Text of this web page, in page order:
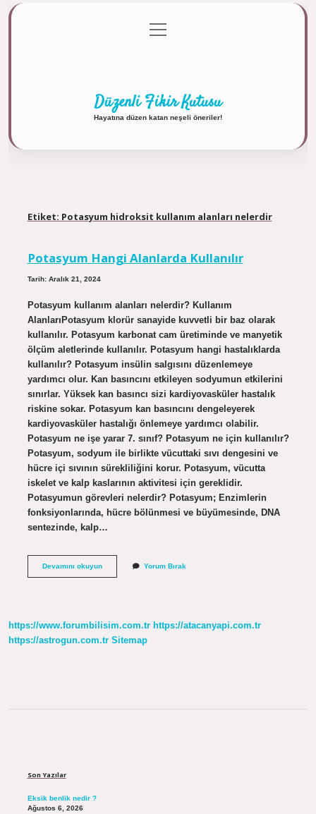
Gizlilik Politikası
menüyü
aç
Düzenli Fikir Kutusu
Hayatına düzen katan neşeli öneriler!
Etiket: Potasyum hidroksit kullanım alanları nelerdir
Potasyum Hangi Alanlarda Kullanılır
Tarih: Aralık 21, 2024
Potasyum kullanım alanları nelerdir? Kullanım
AlanlarıPotasyum klorür sanayide kuvvetli bir baz olarak
kullanılır. Potasyum karbonat cam üretiminde ve manyetik
ölçüm aletlerinde kullanılır. Potasyum hangi hastalıklarda
kullanılır? Potasyum insülin salgısını düzenlemeye
yardımcı olur. Kan basıncını etkileyen sodyumun etkilerini
sınırlar. Yüksek kan basıncı sizi kardiyovasküler hastalık
riskine sokar. Potasyum kan basıncını dengeleyerek
kardiyovasküler hastalığı önlemeye yardımcı olabilir.
Potasyum ne işe yarar 7. sınıf? Potasyum ne için kullanılır?
Potasyum, sodyum ile birlikte vücuttaki sıvı dengesini ve
hücre içi sıvının sürekliliğini korur. Potasyum, vücutta
iskelet ve kalp kaslarının aktivitesi için gereklidir.
Potasyumun görevleri nelerdir? Potasyum; Enzimlerin
fonksiyonlarında, hücre bölünmesi ve büyümesinde, DNA
sentezinde, kalp…
Devamını okuyunPotasyum
Yorum Bırak
https://www.forumbilisim.com.tr https://atacanyapi.com.tr
https://astrogun.com.tr Sitemap
Son Yazılar
Eksik benlik nedir ?
Ağustos 6, 2026